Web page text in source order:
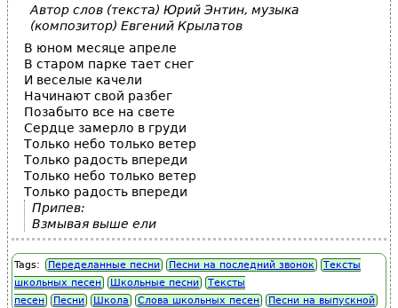
Автор слов (текста) Юрий Энтин, музыка
(композитор) Евгений Крылатов
В юном месяце апреле
В старом парке тает снег
И веселые качели
Начинают свой разбег
Позабыто все на свете
Сердце замерло в груди
Только небо только ветер
Только радость впереди
Только небо только ветер
Только радость впереди
Припев:
Взмывая выше ели
Tags: Переделанные песни Песни на последний звонок
Тексты
школьных песен
Школьные песни
Тексты
песен
Песни Школа Слова школьных песен Песни на выпускной